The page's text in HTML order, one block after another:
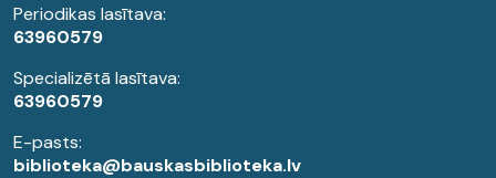
Periodikas lasītava:
63960579
Specializētā lasītava:
63960579
E-pasts:
biblioteka@bauskasbiblioteka.lv